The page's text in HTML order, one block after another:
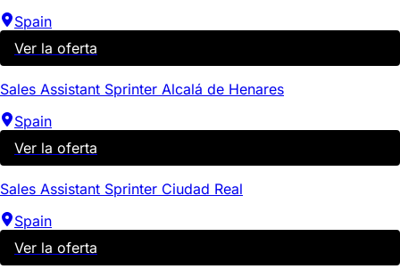
Spain
Ver la oferta
Sales Assistant Sprinter Alcalá de Henares
Spain
Ver la oferta
Sales Assistant Sprinter Ciudad Real
Spain
Ver la oferta